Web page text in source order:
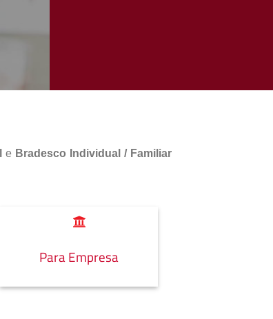
e Bradesco Individual / Familiar
Para Empresa